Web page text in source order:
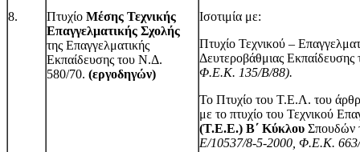
8. Πτυχίο Μέσης Τεχνικής
Επαγγελματικής Σχολής
της Επαγγελματικής
Εκπαίδευσης του Ν.Δ.
580/70. (εργοδηγών)
Ισοτιμία με:
Πτυχίο Τεχνικού –
Δευτεροβάθμιας
Φ.Ε.Κ. 135/Β/88).
Το Πτυχίο του Τ.Ε.Λ. του
με το πτυχίο του Τεχνικού
(Τ.Ε.Ε.) Β΄ Κύκλου Σπουδών
Ε/10537/8-5-2000, Φ.Ε.Κ.